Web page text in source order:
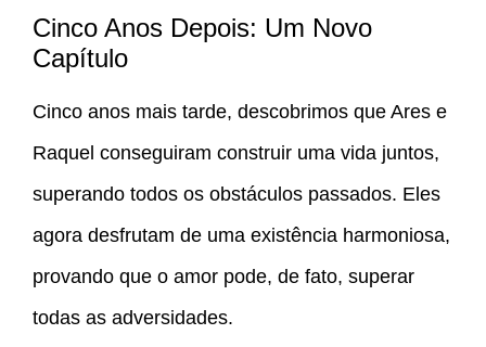
Cinco Anos Depois: Um Novo
Capítulo
Cinco anos mais tarde, descobrimos que Ares e
Raquel conseguiram construir uma vida juntos,
superando todos os obstáculos passados. Eles
agora desfrutam de uma existência harmoniosa,
provando que o amor pode, de fato, superar
todas as adversidades.